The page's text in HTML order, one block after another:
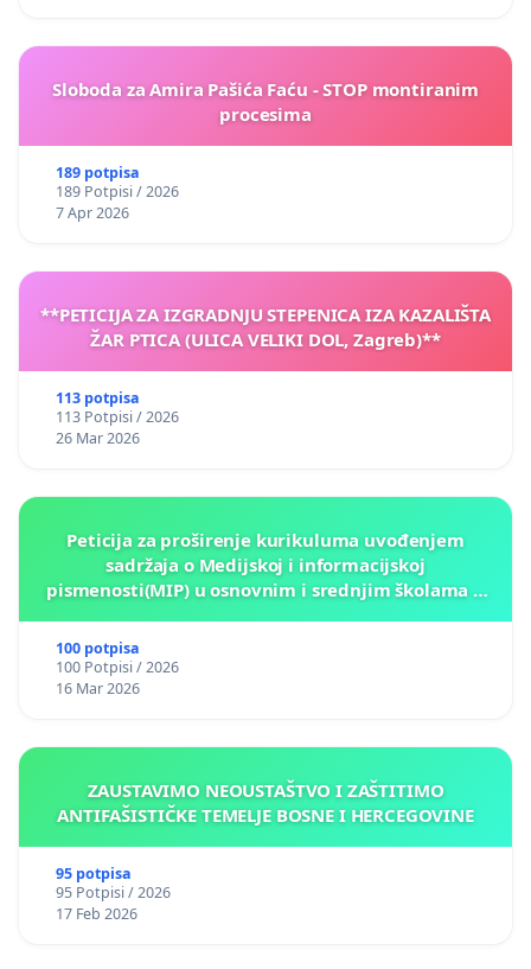
Sloboda za Amira Pašića Faću - STOP montiranim
procesima
189 potpisa
189 Potpisi / 2026
7 Apr 2026
**PETICIJA ZA IZGRADNJU STEPENICA IZA KAZALIŠTA
ŽAR PTICA (ULICA VELIKI DOL, Zagreb)**
113 potpisa
113 Potpisi / 2026
26 Mar 2026
Peticija za proširenje kurikuluma uvođenjem
sadržaja o Medijskoj i informacijskoj
pismenosti(MIP) u osnovnim i srednjim školama u
100 potpisa
100 Potpisi / 2026
16 Mar 2026
ZAUSTAVIMO NEOUSTAŠTVO I ZAŠTITIMO
ANTIFAŠISTIČKE TEMELJE BOSNE I HERCEGOVINE
95 potpisa
95 Potpisi / 2026
17 Feb 2026